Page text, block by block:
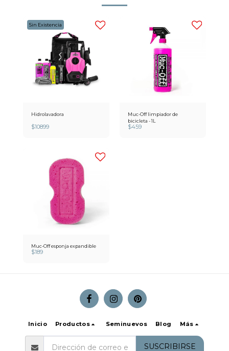
Sin Existencia
Hidrolavadora
$10899
Muc-Off limpiador de
bicicleta - 1L
$459
Muc-Off esponja expandible
$189
Inicio Productos Seminuevos Blog Más
SUSCRIBIRSE